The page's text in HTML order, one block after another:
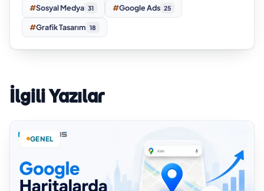
#Sosyal Medya 31 #Google Ads 25
#Grafik Tasarım 18
İlgili Yazılar
GENEL